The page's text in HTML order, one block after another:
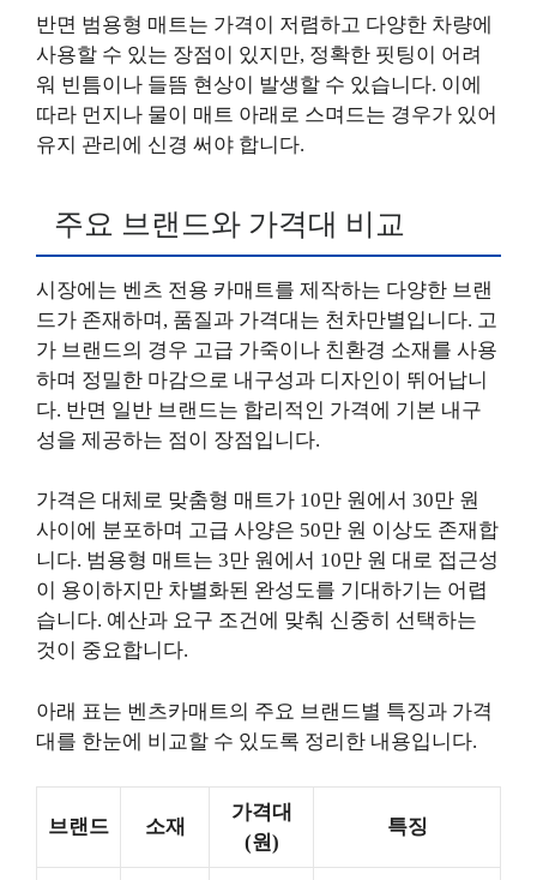
반면 범용형 매트는 가격이 저렴하고 다양한 차량에
사용할 수 있는 장점이 있지만, 정확한 핏팅이 어려
워 빈틈이나 들뜸 현상이 발생할 수 있습니다. 이에
따라 먼지나 물이 매트 아래로 스며드는 경우가 있어
유지 관리에 신경 써야 합니다.
주요 브랜드와 가격대 비교
시장에는 벤츠 전용 카매트를 제작하는 다양한 브랜
드가 존재하며, 품질과 가격대는 천차만별입니다. 고
가 브랜드의 경우 고급 가죽이나 친환경 소재를 사용
하며 정밀한 마감으로 내구성과 디자인이 뛰어납니
다. 반면 일반 브랜드는 합리적인 가격에 기본 내구
성을 제공하는 점이 장점입니다.
가격은 대체로 맞춤형 매트가 10만 원에서 30만 원
사이에 분포하며 고급 사양은 50만 원 이상도 존재합
니다. 범용형 매트는 3만 원에서 10만 원 대로 접근성
이 용이하지만 차별화된 완성도를 기대하기는 어렵
습니다. 예산과 요구 조건에 맞춰 신중히 선택하는
것이 중요합니다.
아래 표는 벤츠카매트의 주요 브랜드별 특징과 가격
대를 한눈에 비교할 수 있도록 정리한 내용입니다.
브랜드 소재
가격대
(원)
특징